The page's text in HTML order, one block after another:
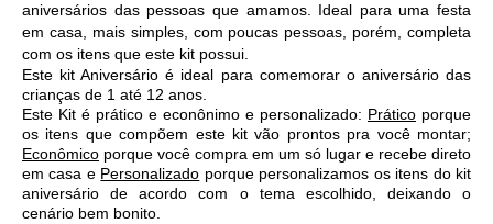
aniversários das pessoas que amamos. Ideal para uma festa
em casa, mais simples, com poucas pessoas, porém, completa
com os itens que este kit possui.
Este kit Aniversário é ideal para comemorar o aniversário das
crianças de 1 até 12 anos.
Este Kit é prático e econônimo e personalizado: Prático porque
Econômico porque você compra em um só lugar e recebe direto
em casa e Personalizado porque personalizamos os itens do kit
aniversário de acordo com o tema escolhido, deixando o
cenário bem bonito.